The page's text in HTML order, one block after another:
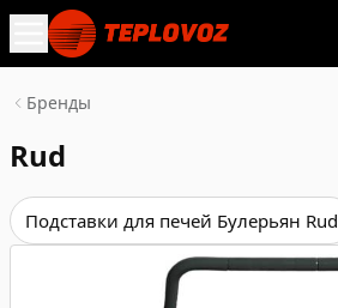
Бренды
Rud
Подставки для печей Булерьян Rud